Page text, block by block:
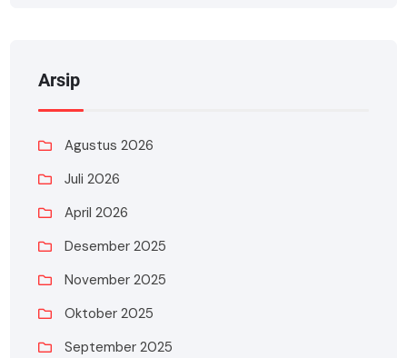
Arsip
Agustus 2026
Juli 2026
April 2026
Desember 2025
November 2025
Oktober 2025
September 2025